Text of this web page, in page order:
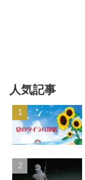
人気記事